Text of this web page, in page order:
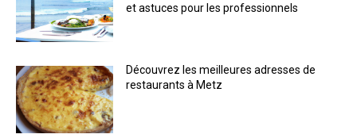
et astuces pour les professionnels
Découvrez les meilleures adresses de
restaurants à Metz